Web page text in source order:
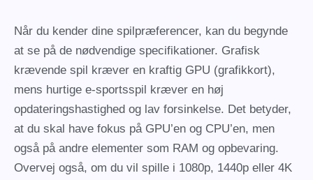
Når du kender dine spilpræferencer, kan du begynde
at se på de nødvendige specifikationer. Grafisk
krævende spil kræver en kraftig GPU (grafikkort),
mens hurtige e-sportsspil kræver en høj
opdateringshastighed og lav forsinkelse. Det betyder,
at du skal have fokus på GPU’en og CPU’en, men
også på andre elementer som RAM og opbevaring.
Overvej også, om du vil spille i 1080p, 1440p eller 4K